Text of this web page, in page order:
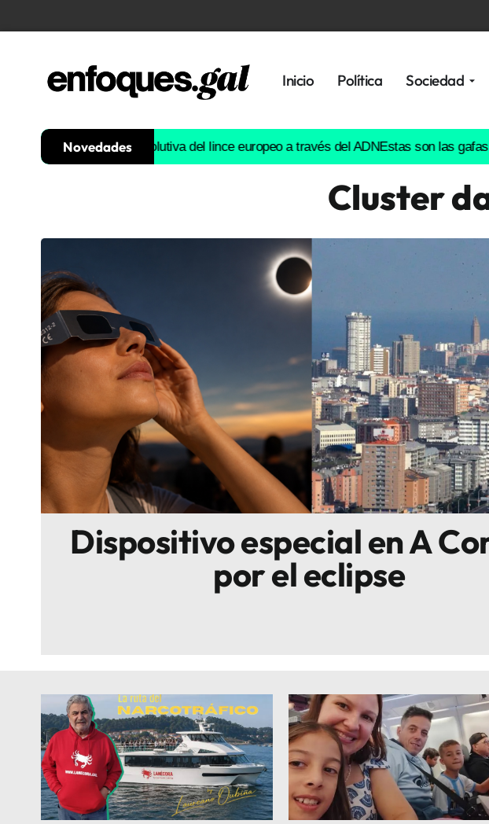
Inicio Política Sociedad
Histórica
Gastronomía
Escenarios
Novedades
la historia evolutiva del lince europeo a través del ADNEstas son las gafas que
Cluster
Dispositivo especial en A
por el eclipse